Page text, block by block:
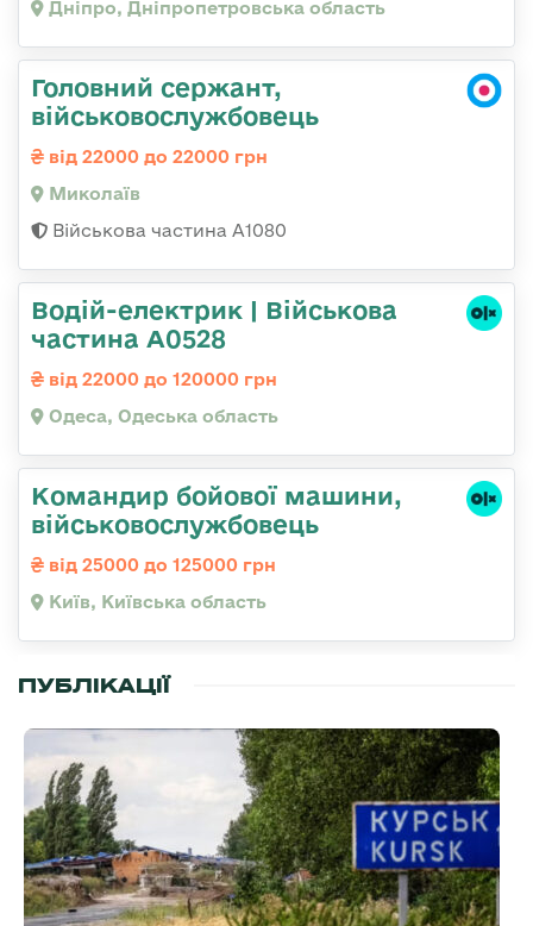
Дніпро, Дніпропетровська область
Головний сержант,
військовослужбовець
від 22000 до 22000 грн
Миколаїв
Військова частина А1080
Водій-електрик | Військова
частина А0528
від 22000 до 120000 грн
Одеса, Одеська область
Командиp бойової машини,
військовослужбовець
від 25000 до 125000 грн
Київ, Київська область
ПУБЛІКАЦІЇ